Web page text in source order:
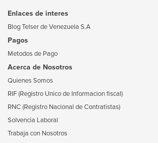
Enlaces de interes
Blog Telser de Venezuela S.A
Pagos
Metodos de Pago
Acerca de Nosotros
Quienes Somos
RIF (Registro Unico de Informacion fiscal)
RNC (Registro Nacional de Contratistas)
Solvencia Laboral
Trabaja con Nosotros